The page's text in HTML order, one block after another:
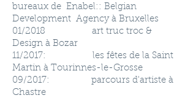
bureaux de Enabel:: Belgian
Development Agency à Bruxelles
01/2018 art truc troc &
Design à Bozar
11/2017: les fêtes de la Saint
Martin à Tourinnes-le-Grosse
09/2017: parcours d'artiste à
Chastre